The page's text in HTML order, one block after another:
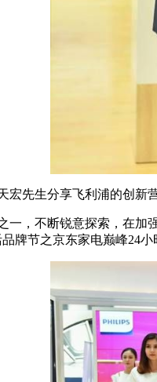
宏先生分享飞利浦的创新
一，不断锐意探索，在
牌节之京东家电巅峰24小